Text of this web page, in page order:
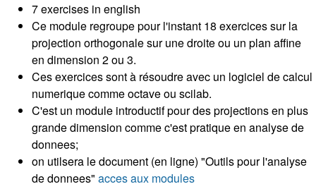
7 exercises in english
Ce module regroupe pour l'instant 18 exercices sur la
projection orthogonale sur une droite ou un plan affine
en dimension 2 ou 3.
Ces exercices sont à résoudre avec un logiciel de calcul
numerique comme octave ou scilab.
C'est un module introductif pour des projections en plus
grande dimension comme c'est pratique en analyse de
donnees;
on utilsera le document (en ligne) "Outils pour l'analyse
de donnees" acces aux modules